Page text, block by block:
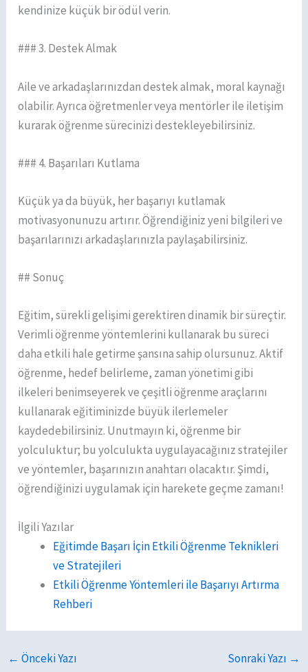
kendinize küçük bir ödül verin.
### 3. Destek Almak
Aile ve arkadaşlarınızdan destek almak, moral kaynağı
olabilir. Ayrıca öğretmenler veya mentörler ile iletişim
kurarak öğrenme sürecinizi destekleyebilirsiniz.
### 4. Başarıları Kutlama
Küçük ya da büyük, her başarıyı kutlamak
motivasyonunuzu artırır. Öğrendiğiniz yeni bilgileri ve
başarılarınızı arkadaşlarınızla paylaşabilirsiniz.
## Sonuç
Eğitim, sürekli gelişimi gerektiren dinamik bir süreçtir.
Verimli öğrenme yöntemlerini kullanarak bu süreci
daha etkili hale getirme şansına sahip olursunuz. Aktif
öğrenme, hedef belirleme, zaman yönetimi gibi
ilkeleri benimseyerek ve çeşitli öğrenme araçlarını
kullanarak eğitiminizde büyük ilerlemeler
kaydedebilirsiniz. Unutmayın ki, öğrenme bir
yolculuktur; bu yolculukta uygulayacağınız stratejiler
ve yöntemler, başarınızın anahtarı olacaktır. Şimdi,
öğrendiğinizi uygulamak için harekete geçme zamanı!
İlgili Yazılar
Eğitimde Başarı İçin Etkili Öğrenme Teknikleri
ve Stratejileri
Etkili Öğrenme Yöntemleri ile Başarıyı Artırma
Rehberi
← Önceki Yazı Sonraki Yazı →